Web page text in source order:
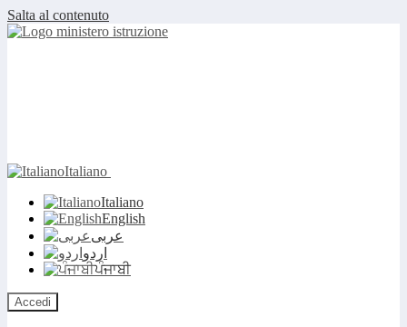
Salta al contenuto
Italiano
Italiano
English
عربى
اردو
ਪੰਜਾਬੀ
Accedi